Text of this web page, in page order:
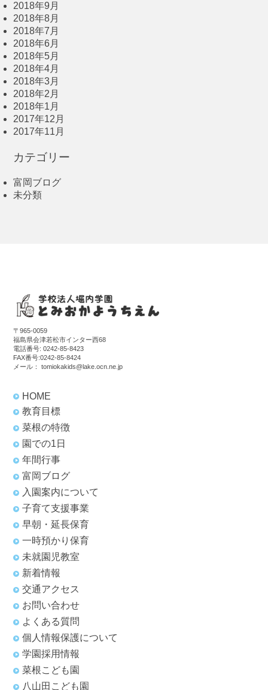
2018年9月
2018年8月
2018年7月
2018年6月
2018年5月
2018年4月
2018年3月
2018年2月
2018年1月
2017年12月
2017年11月
カテゴリー
富岡ブログ
未分類
〒965-0059
福島県会津若松市インター西68
電話番号:0242-85-8423
FAX番号:0242-85-8424
メール：tomiokakids@lake.ocn.ne.jp
HOME
教育目標
菜根の特徴
園での1日
年間行事
富岡ブログ
入園案内について
子育て支援事業
早朝・延長保育
一時預かり保育
未就園児教室
新着情報
交通アクセス
お問い合わせ
よくある質問
個人情報保護について
学園採用情報
菜根こども園
八山田こども園